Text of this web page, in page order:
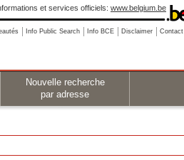
et services officiels: www.belgium.be
Info Public Search Info BCE Disclaimer Contact
Nouvelle recherche
par adresse